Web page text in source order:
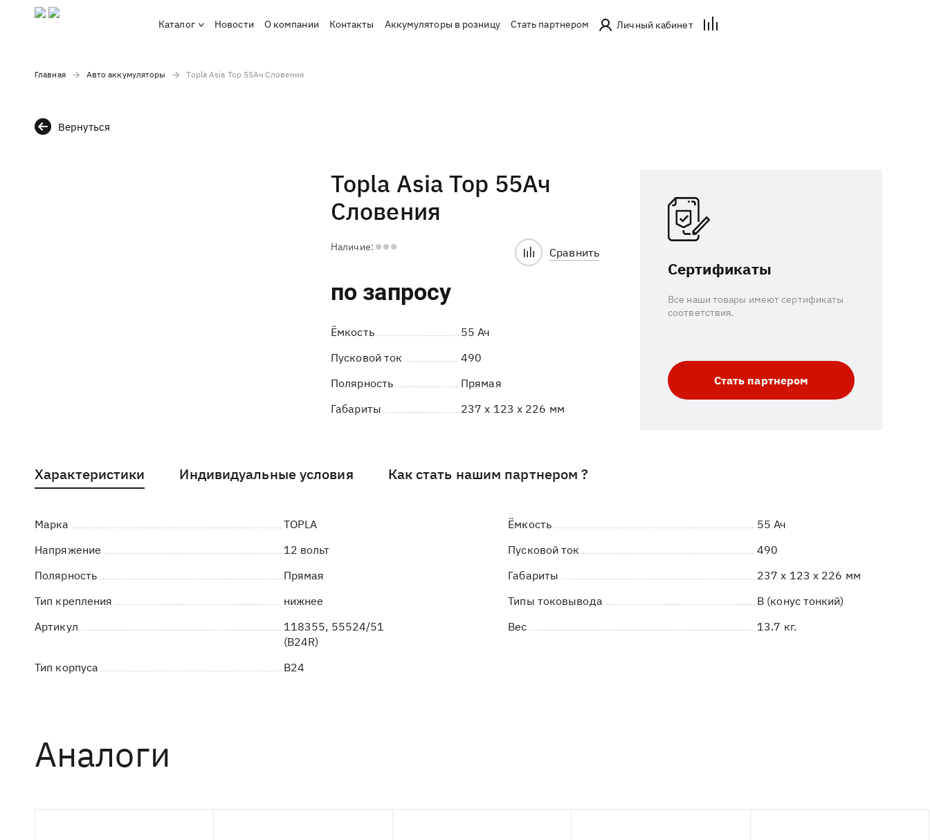
Каталог Новости О компании Контакты Аккумуляторы в розницу Стать партнером Личный кабинет
Главная Авто аккумуляторы Topla Asia Top 55Ач Словения
Вернуться
Topla Asia Top 55Ач
Словения
Наличие:
по запросу
Сравнить
Ёмкость
55 Ач
Пусковой ток
490
Полярность
Прямая
Габариты
237 x 123 x 226 мм
Сертификаты
Все наши товары имеют сертификаты
соответствия.
Стать партнером
Характеристики Индивидуальные условия Как стать нашим партнером ?
Марка TOPLA Ёмкость
55 Ач
Напряжение
12 вольт Пусковой ток
490
Полярность
Прямая Габариты
237 x 123 x 226 мм
Тип крепления
нижнее Типы токовывода
B (конус тонкий)
Артикул
118355, 55524/51
(B24R)
Вес 13.7 кг.
Тип корпуса B24
Аналоги